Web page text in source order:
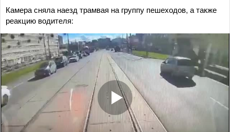
Камера сняла наезд трамвая на группу пешеходов, а также
реакцию водителя: